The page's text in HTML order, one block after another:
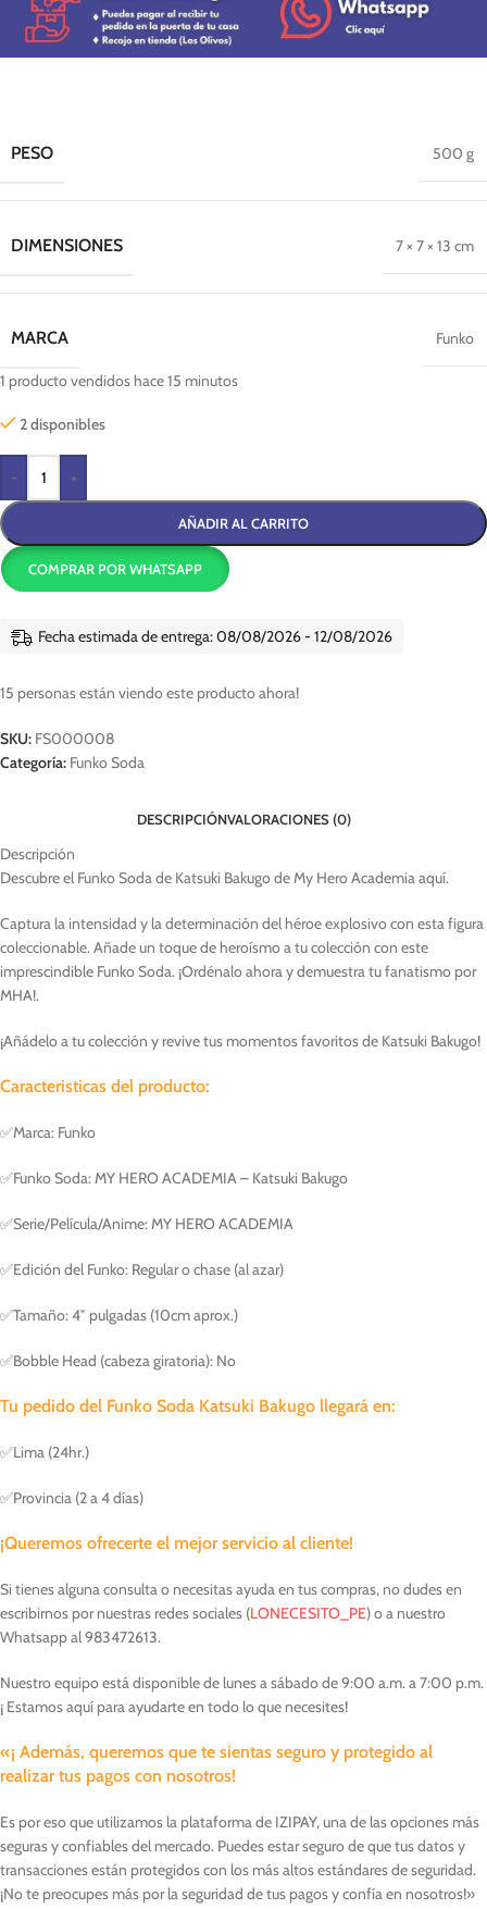
PESO 500 g
DIMENSIONES 7 × 7 × 13 cm
MARCA Funko
1 producto vendidos hace 15 minutos
2 disponibles
- +
AÑADIR AL CARRITO
COMPRAR POR WHATSAPP
Fecha estimada de entrega: 08/08/2026 - 12/08/2026
15 personas están viendo este producto ahora!
SKU: FS000008
Categoría: Funko Soda
DESCRIPCIÓNVALORACIONES (0)
Descripción
Descubre el Funko Soda de Katsuki Bakugo de My Hero Academia aquí.
Captura la intensidad y la determinación del héroe explosivo con esta figura
coleccionable. Añade un toque de heroísmo a tu colección con este
imprescindible Funko Soda. ¡Ordénalo ahora y demuestra tu fanatismo por
MHA!.
¡Añádelo a tu colección y revive tus momentos favoritos de Katsuki Bakugo!
Caracteristicas del producto:
✅Marca: Funko
✅Funko Soda: MY HERO ACADEMIA – Katsuki Bakugo
✅Serie/Película/Anime: MY HERO ACADEMIA
✅Edición del Funko: Regular o chase (al azar)
✅Tamaño: 4″ pulgadas (10cm aprox.)
✅Bobble Head (cabeza giratoria): No
Tu pedido del Funko Soda Katsuki Bakugo llegará en:
✅Lima (24hr.)
✅Provincia (2 a 4 días)
¡Queremos ofrecerte el mejor servicio al cliente!
Si tienes alguna consulta o necesitas ayuda en tus compras, no dudes en
escribirnos por nuestras redes sociales (LONECESITO_PE) o a nuestro
Whatsapp al 983472613‬.
Nuestro equipo está disponible de lunes a sábado de 9:00 a.m. a 7:00 p.m.
¡ Estamos aquí para ayudarte en todo lo que necesites!
«¡ Además, queremos que te sientas seguro y protegido al
realizar tus pagos con nosotros!
Es por eso que utilizamos la plataforma de IZIPAY, una de las opciones más
seguras y confiables del mercado. Puedes estar seguro de que tus datos y
transacciones están protegidos con los más altos estándares de seguridad.
¡No te preocupes más por la seguridad de tus pagos y confía en nosotros!»